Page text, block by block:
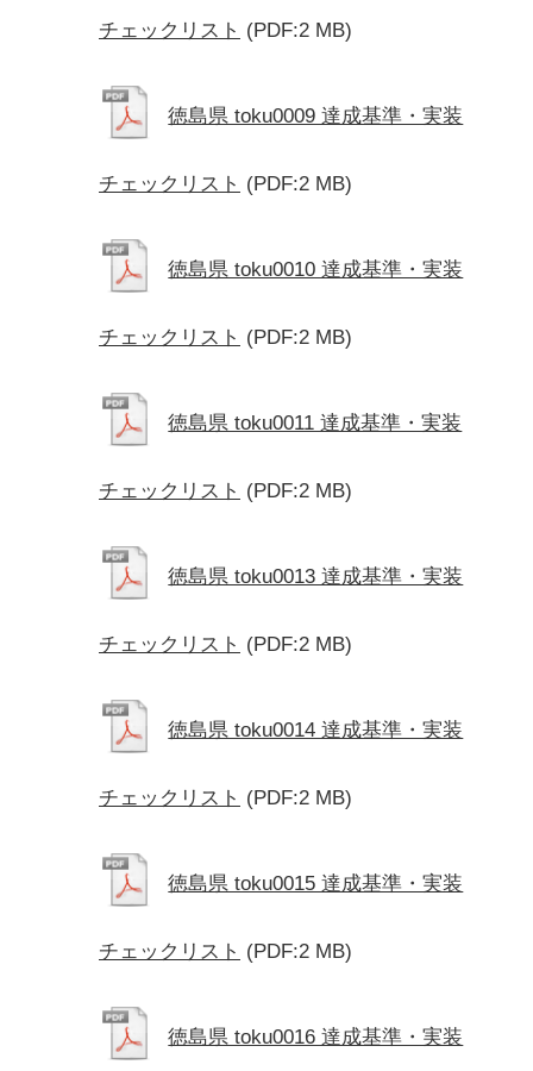
チェックリスト (PDF:2 MB)
徳島県 toku0009 達成基準・実装
チェックリスト (PDF:2 MB)
徳島県 toku0010 達成基準・実装
チェックリスト (PDF:2 MB)
徳島県 toku0011 達成基準・実装
チェックリスト (PDF:2 MB)
徳島県 toku0013 達成基準・実装
チェックリスト (PDF:2 MB)
徳島県 toku0014 達成基準・実装
チェックリスト (PDF:2 MB)
徳島県 toku0015 達成基準・実装
チェックリスト (PDF:2 MB)
徳島県 toku0016 達成基準・実装